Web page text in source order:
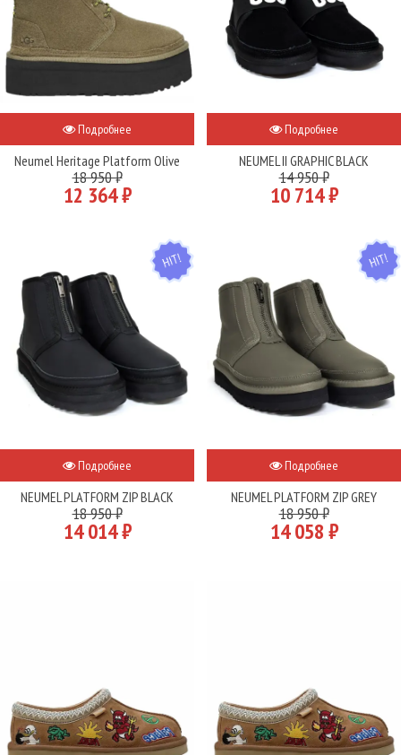
Подробнее
Neumel Heritage Platform Olive
18 950 ₽
12 364 ₽
Подробнее
NEUMEL II GRAPHIC BLACK
14 950 ₽
10 714 ₽
HIT
Подробнее
NEUMEL PLATFORM ZIP BLACK
18 950 ₽
14 014 ₽
HIT
Подробнее
NEUMEL PLATFORM ZIP GREY
18 950 ₽
14 058 ₽